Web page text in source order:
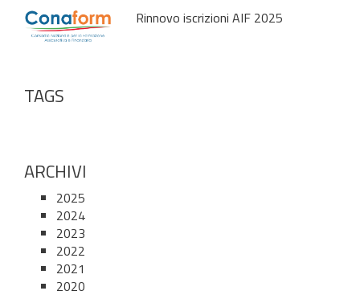
Rinnovo iscrizioni AIF 2025
TAGS
ARCHIVI
2025
2024
2023
2022
2021
2020